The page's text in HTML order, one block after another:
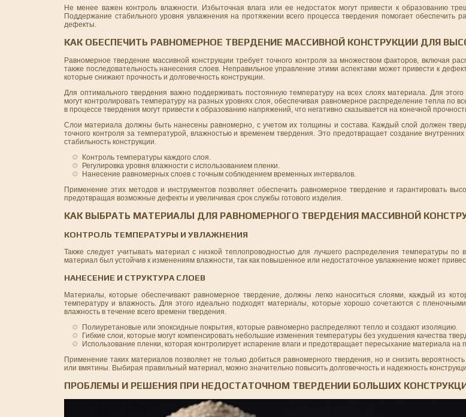
Не менее важен контроль влажности. Избыточная влага или ее недостаток могут привести к образованию
Поддержание стабильного уровня увлажнения на протяжении всего процесса твердения помогает обеспечить
дефекты.
КАК ОБЕСПЕЧИТЬ РАВНОМЕРНОЕ ТВЕРДЕНИЕ МАССИВНОЙ КОНСТРУКЦИИ ДЛЯ
Равномерное твердение массивной конструкции требует точного контроля за множеством факторов, включая
также последовательность нанесения слоев. Неправильное управление этими аспектами может привести к
которые снижают прочность и долговечность конструкции.
Для оптимального твердения важно поддерживать постоянную температуру на всех слоях материала. Для
могут контролировать температуру на разных уровнях слоя, обеспечивая равномерное распределение тепла по
в процессе твердения могут привести к образованию напряжений, что негативно сказывается на конечной
Слои материала должны быть нанесены равномерно, с учетом их толщины и состава. Каждый слой должен
точного контроля за температурой, влажностью и временем твердения. Это предотвращает создание внутренних
стабильность конструкции.
Контроль температуры каждого слоя.
Регулировка уровня влажности с использованием пленки.
Нанесение равномерных слоев с точным соблюдением временных интервалов.
Применение этих методов и инструментов позволяет обеспечить равномерное твердение и гарантировать
предотвращая возможные дефекты и увеличивая срок службы готового изделия.
КАК ВЫБРАТЬ МАТЕРИАЛЫ ДЛЯ РАВНОМЕРНОГО ТВЕРДЕНИЯ МАССИВНОЙ
КОНТРОЛЬ ТЕМПЕРАТУРЫ И УВЛАЖНЕНИЯ
Также следует учитывать материал с низкой теплопроводностью для лучшего распределения температуры по
материал был устойчив к изменениям влажности, так как повышенное или недостаточное увлажнение может
НАНЕСЕНИЕ И СТРУКТУРА СЛОЕВ
Материалы, которые обеспечивают равномерное твердение, должны легко наноситься слоями, каждый из
температуру и влажность. Для этого идеально подходят материалы, которые хорошо сочетаются с
влажность в течение всего времени твердения.
Полиуретановые или эпоксидные покрытия, которые равномерно распределяют тепло и создают изоляцию.
Гибкие слои, которые могут компенсировать небольшие изменения температуры без ухудшения качества
Использование пленки, которая контролирует испарение влаги и предотвращает пересыхание материала на
Применение таких материалов позволяет не только добиться равномерного твердения, но и снизить
или вмятины. Выбирая правильный материал, можно значительно повысить долговечность и надежность
ПРОБЛЕМЫ И РЕШЕНИЯ ПРИ НЕДОСТАТОЧНОМ ТВЕРДЕНИИ БОЛЬШИХ